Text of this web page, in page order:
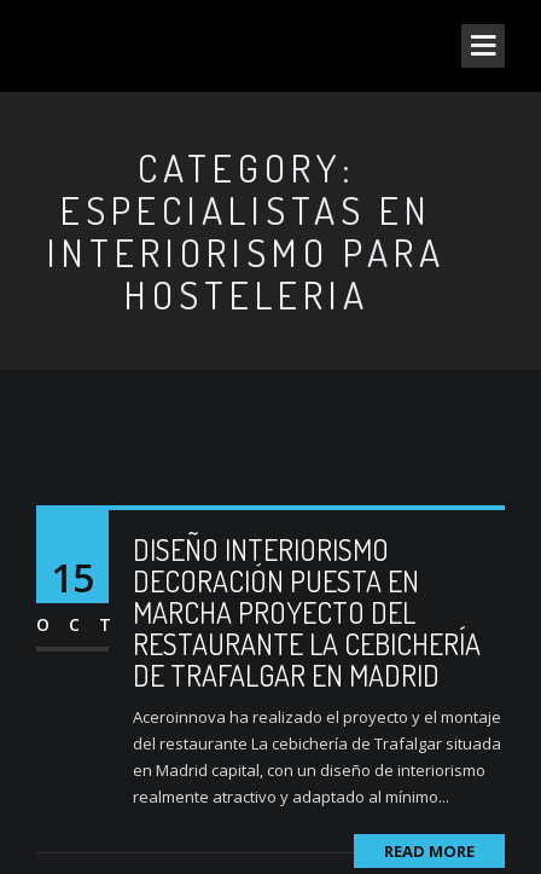
CATEGORY:
ESPECIALISTAS EN
INTERIORISMO PARA
HOSTELERIA
15
OCT
DISEÑO INTERIORISMO
DECORACIÓN PUESTA EN
MARCHA PROYECTO DEL
RESTAURANTE LA CEBICHERÍA
DE TRAFALGAR EN MADRID
Aceroinnova ha realizado el proyecto y el montaje
del restaurante La cebichería de Trafalgar situada
en Madrid capital, con un diseño de interiorismo
realmente atractivo y adaptado al mínimo...
READ MORE